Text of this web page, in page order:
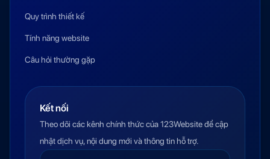
Quy trình thiết kế
Tính năng website
Câu hỏi thường gặp
Kết nối
Theo dõi các kênh chính thức của 123Website để cập
nhật dịch vụ, nội dung mới và thông tin hỗ trợ.